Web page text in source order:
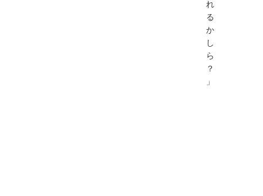
れ
る
か
し
ら
？
」